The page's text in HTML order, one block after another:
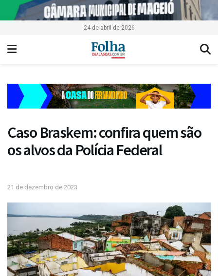
24 de abril de 2026
Caso Braskem: confira quem são
os alvos da Polícia Federal
21 de dezembro de 2023